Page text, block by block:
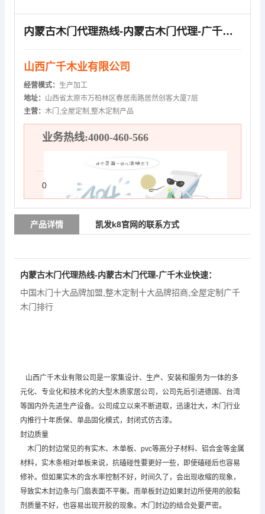
内蒙古木门代理热线-内蒙古木门代理-广千木业快速
山西广千木业有限公司
经营模式： 生产加工
地址： 山西省太原市万柏林区春居南路居然创客大厦7层
主营： 木门,全屋定制,整木定制产品
业务热线:4000-460-566
0
产品详情 凯发k8官网的联系方式
内蒙古木门代理热线-内蒙古木门代理-广千木业快速：
中国木门十大品牌加盟 整木定制十大品牌招商 全屋定制广千
木门排行
山西广千木业有限公司是一家集设计、生产、安装和服务为一体的多
元化、专业化和技术化的大型木质家居公司，公司先后引进德国、台湾
等国内外先进生产设备。公司成立以来不断进取，迅速壮大，木门行业
内推行十年质保、单品固化模式，封闭式仿古漆。
封边质量
木门的封边常见的有实木、木单板、pvc等高分子材料、铝合金等金属
材料，实木条相对单板来说，抗磕碰性要更好一些，即使磕碰后也容易
修补。但如果实木的含水率控制不好，时间久了，会出现收缩的现象，
导致实木封边条与门扇表面不平衡。而单板封边如果封边所使用的胶黏
剂质量不好，也容易出现开胶的现象。木门封边的结合处要严密。